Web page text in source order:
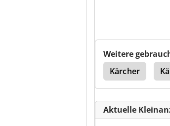
Weitere
Kärcher
Aktuelle